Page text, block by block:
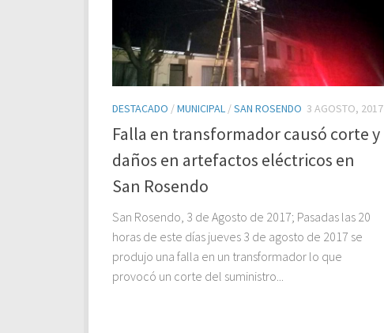
DESTACADO /MUNICIPAL /SAN ROSENDO 3 AGOSTO, 2017
Falla en transformador causó corte y
daños en artefactos eléctricos en
San Rosendo
San Rosendo, 3 de Agosto de 2017; Pasadas las 20
horas de este días jueves 3 de agosto de 2017 se
produjo una falla en un transformador lo que
provocó un corte del suministro...